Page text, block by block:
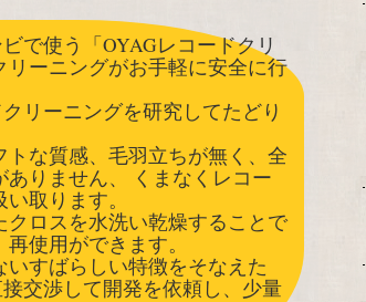
で使う「OYAGレコードクリ
ーニングがお手軽に安全に行
リーニングを研究してたどり
な質感、毛羽立ちが無く、全
りません、 くまなくレコー
取ります。
クロスを水洗い乾燥することで
使用ができます。
すばらしい特徴をそなえた
交渉して開発を依頼し、少量